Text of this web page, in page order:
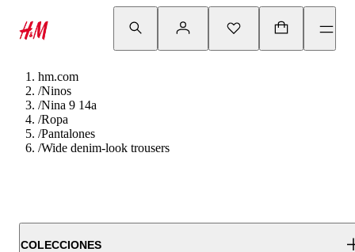
hm.com
/Ninos
/Nina 9 14a
/Ropa
/Pantalones
/Wide denim-look trousers
COLECCIONES